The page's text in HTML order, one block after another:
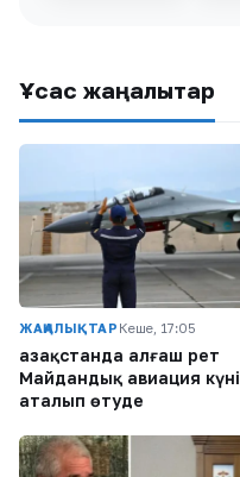
Ұқсас жаңалықтар
ЖАҢАЛЫҚТАР Кеше, 17:05
Қазақстанда алғаш рет
Майдандық авиация күні
аталып өтуде